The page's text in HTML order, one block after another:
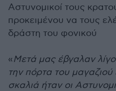
Αστυνομικοί τους
προκειμένου να τους
δράστη του φονικού
«Μετά μας έβγαλαν
την πόρτα του μαγαζιού
σκαλιά ήταν οι